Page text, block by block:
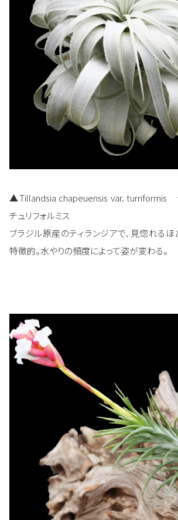
▲Tillandsia chapeuensis var. turriformis
チュリフォルミス
ブラジル原産のティランジアで、見惚れる
特徴的。水やりの頻度によって姿が変わる。